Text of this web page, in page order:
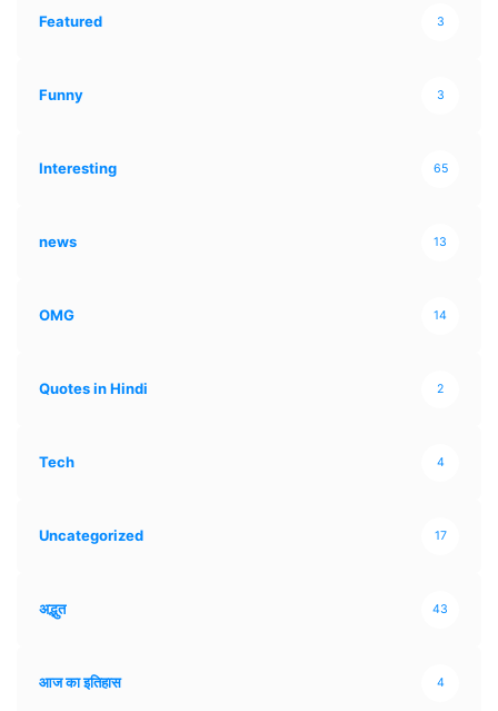
Featured 3
Funny 3
Interesting 65
news 13
OMG 14
Quotes in Hindi 2
Tech 4
Uncategorized 17
अद्भुत 43
आज का इतिहास 4